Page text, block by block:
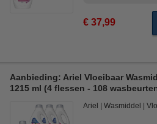
€ 37,99
Aanbieding: Ariel Vloeibaar
1215 ml (4 flessen - 108
Ariel Wasmiddel